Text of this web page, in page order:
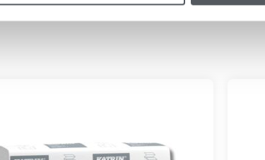
Käsipyyhe Plus on valmistettu Suomessa.